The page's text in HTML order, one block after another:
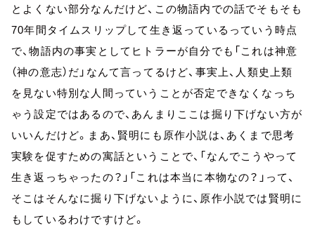
とよくない部分なんだけど、この物語内での話でそもそも
70年間タイムスリップして生き返っているっていう時点
で、物語内の事実としてヒトラーが自分でも「これは神意
（神の意志）だ」なんて言ってるけど、事実上、人類史上類
を見ない特別な人間っていうことが否定できなくなっち
ゃう設定ではあるので、あんまりここは掘り下げない方が
いいんだけど。まあ、賢明にも原作小説は、あくまで思考
実験を促すための寓話ということで、「なんでこうやって
生き返っちゃったの？」「これは本当に本物なの？」って、
そこはそんなに掘り下げないように、原作小説では賢明に
もしているわけですけど。